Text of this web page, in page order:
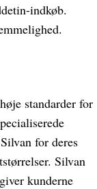
indkøb.
standarder for
for deres
Silvan
kunderne